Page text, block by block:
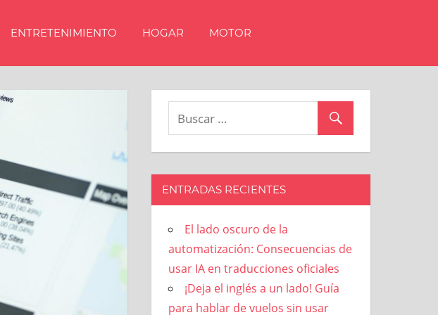
ENTRETENIMIENTO HOGAR MOTOR
ENTRADAS RECIENTES
El lado oscuro de la
automatización: Consecuencias de
usar IA en traducciones oficiales
¡Deja el inglés a un lado! Guía
para hablar de vuelos sin usar